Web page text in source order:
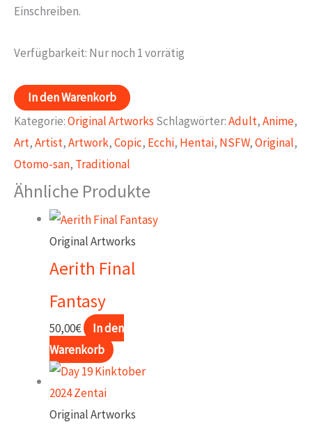
Einschreiben.
Verfügbarkeit: Nur noch 1 vorrätig
Raven
-
Teen
Titans
Menge
In den Warenkorb
Kategorie:Original Artworks Schlagwörter:Adult,Anime,
Art,Artist,Artwork,Copic, Ecchi, Hentai, NSFW,Original,
Otomo-san, Traditional
Ähnliche Produkte
Original Artworks
Aerith Final
Fantasy
50,00€
In den
Warenkorb
Original Artworks